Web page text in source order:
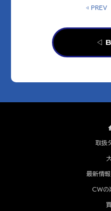
◁ PREV
◁
取扱
最新情報
CWの